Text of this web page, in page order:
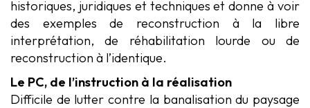
historiques, juridiques et techniques et donne à voir
des exemples de reconstruction à la libre
interprétation, de réhabilitation lourde ou de
reconstruction à l’identique.
Le PC, de l’instruction à la réalisation
Difficile de lutter contre la banalisation du paysage